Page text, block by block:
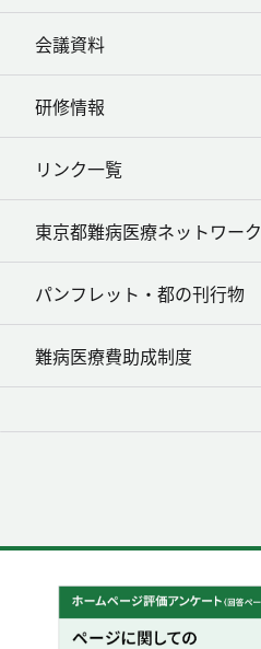
会議資料
研修情報
リンク一覧
東京都難病医療ネットワーク
パンフレット・都の刊行物
難病医療費助成制度